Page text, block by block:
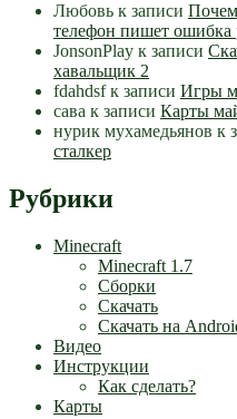
Любовь к записи
телефон пишет ошибка
JonsonPlay к записи
хавальщик 2
fdahdsfк записи Игры
сава к записи Карты
нурик мухамедьянов к
сталкер
Рубрики
Minecraft
Minecraft 1.7
Сборки
Скачать
Скачать на
Видео
Инструкции
Как сделать?
Карты